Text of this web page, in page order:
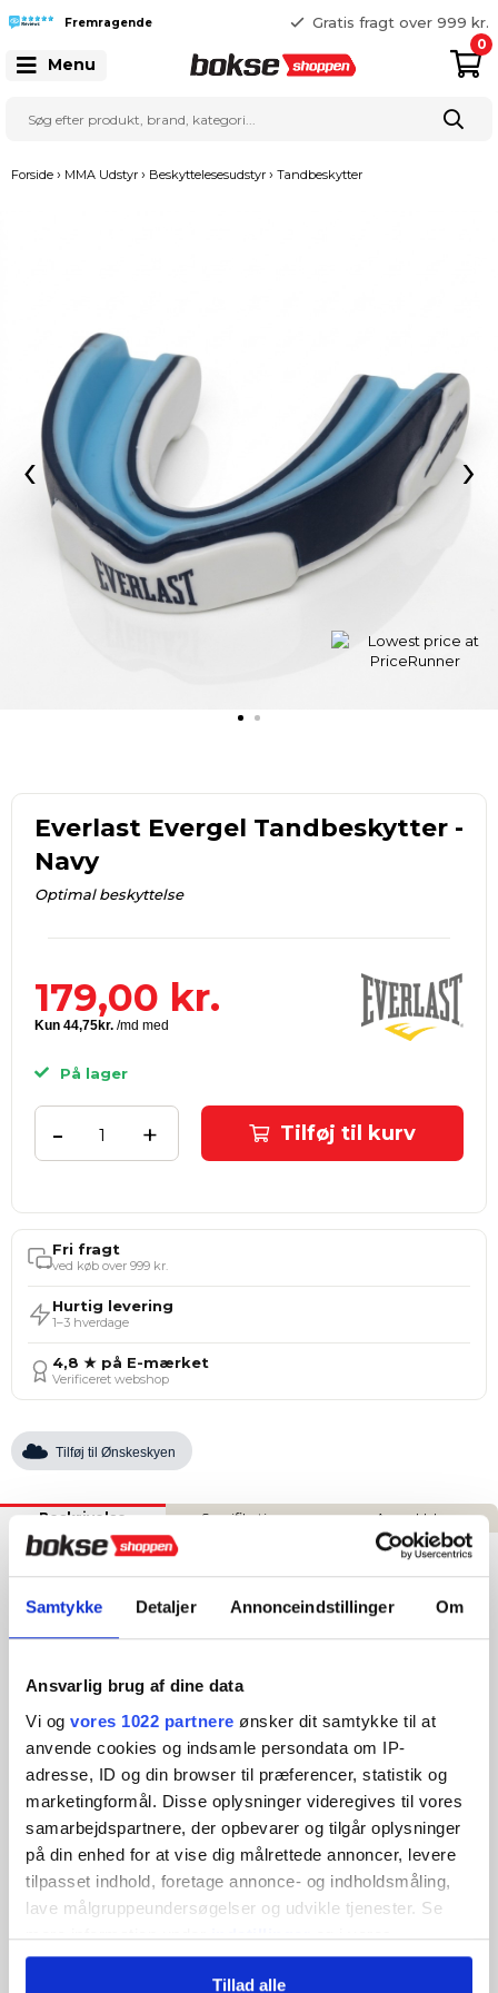
Samtykke Detaljer Annonceindstillinger Om
Ansvarlig brug af dine data
Vi og vores 1022 partnere ønsker dit samtykke til at
anvende cookies og indsamle persondata om IP-
adresse, ID og din browser til præferencer, statistik og
marketingformål. Disse oplysninger videregives til vores
samarbejdspartnere, der opbevarer og tilgår oplysninger
på din enhed for at vise dig målrettede annoncer, levere
tilpasset indhold, foretage annonce- og indholdsmåling,
lave målgruppeundersøgelser og udvikle tjenester. Se
mere information underindstillingerog i vores
persondatapolitik. Du kan altid trække dit samtykke
tilbage eller ændre indstillinger fra vores
Tillad alle
Gratis fragt over 999 kr.
25 127 127
Fremragende
Menu
0
Forside › MMA Udstyr › Beskyttelesesudstyr › Tandbeskytter
‹ ›
Everlast Evergel Tandbeskytter -
Navy
Optimal beskyttelse
179,00 kr.
På lager
+
- Tilføj til kurv
Fri fragt
ved køb over 999 kr.
Hurtig levering
1–3 hverdage
4,8 ★ på E-mærket
Verificeret webshop
Tilføj til Ønskeskyen
Beskrivelse Specifikationer Anmeldelser
Everlast Evergel Tandbeskytter - Navy
Everlast Evergel Tandbeskytter – Maksimal
Beskyttelse og Komfort
Everlast Evergel tandbeskytteren er designet til at yde optimal
beskyttelse og komfort under træning og kamp. Den består af
tre lag, der arbejder sammen for at absorbere og fordele stød
effektivt:
Blødt gel-indre lag– Sikrer en behagelig og
skræddersyet pasform
Stødabsorberende mellemlag– Reducerer
slagpåvirkning og beskytter tænder og kæbe
Stift ydre skjold– Øger beskyttelsen og
holdbarheden under hårde træningspas og kampe